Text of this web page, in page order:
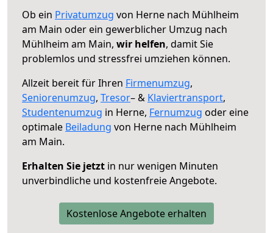
Ob ein Privatumzug von Herne nach Mühlheim
am Main oder ein gewerblicher Umzug nach
Mühlheim am Main, wir helfen, damit Sie
problemlos und stressfrei umziehen können.
Allzeit bereit für Ihren Firmenumzug,
Seniorenumzug, Tresor– & Klaviertransport,
Studentenumzug in Herne, Fernumzug oder eine
optimale Beiladung von Herne nach Mühlheim
am Main.
Erhalten Sie jetzt in nur wenigen Minuten
unverbindliche und kostenfreie Angebote.
Kostenlose Angebote erhalten